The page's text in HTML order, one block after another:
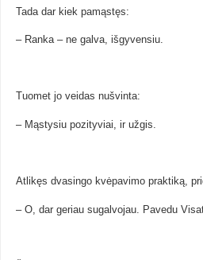
Tada dar kiek pamąstęs:
– Ranka – ne galva, išgyvensiu.
Tuomet jo veidas nušvinta:
– Mąstysiu pozityviai, ir užgis.
Atlikęs dvasingo kvėpavimo praktiką,
– O, dar geriau sugalvojau. Pavedu